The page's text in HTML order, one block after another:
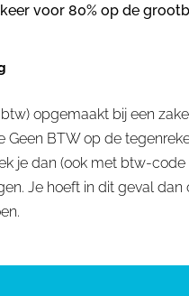
voor 80% op de
opgemaakt bij een
BTW op de
je dan (ook met btw-
Je hoeft in dit geval dan